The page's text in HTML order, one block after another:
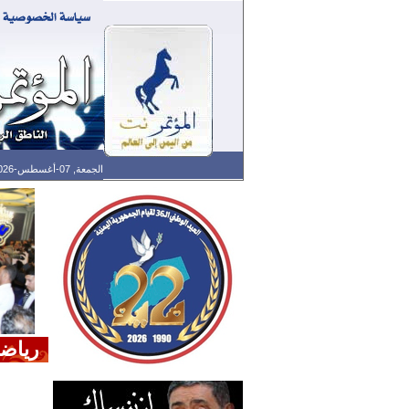
الجمعة, 07-أغسطس-2026 الساعة: 06:38 م - آخر تحديث: 02:30 م (30: 11) بتوقيت غرينتش